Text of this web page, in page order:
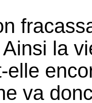
Ainsi la
elle
va